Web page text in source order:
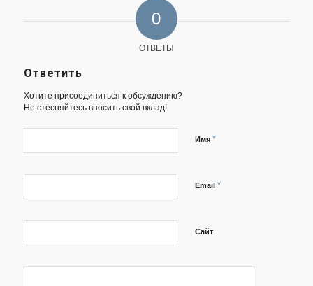
0
ОТВЕТЫ
Ответить
Хотите присоединиться к обсуждению?
Не стесняйтесь вносить свой вклад!
Имя *
Email *
Сайт